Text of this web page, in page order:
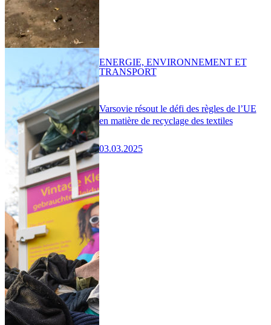
Varsovie résout le défi des règles de l’UE
en matière de recyclage des textiles
03.03.2025
ENERGIE, ENVIRONNEMENT ET
TRANSPORT